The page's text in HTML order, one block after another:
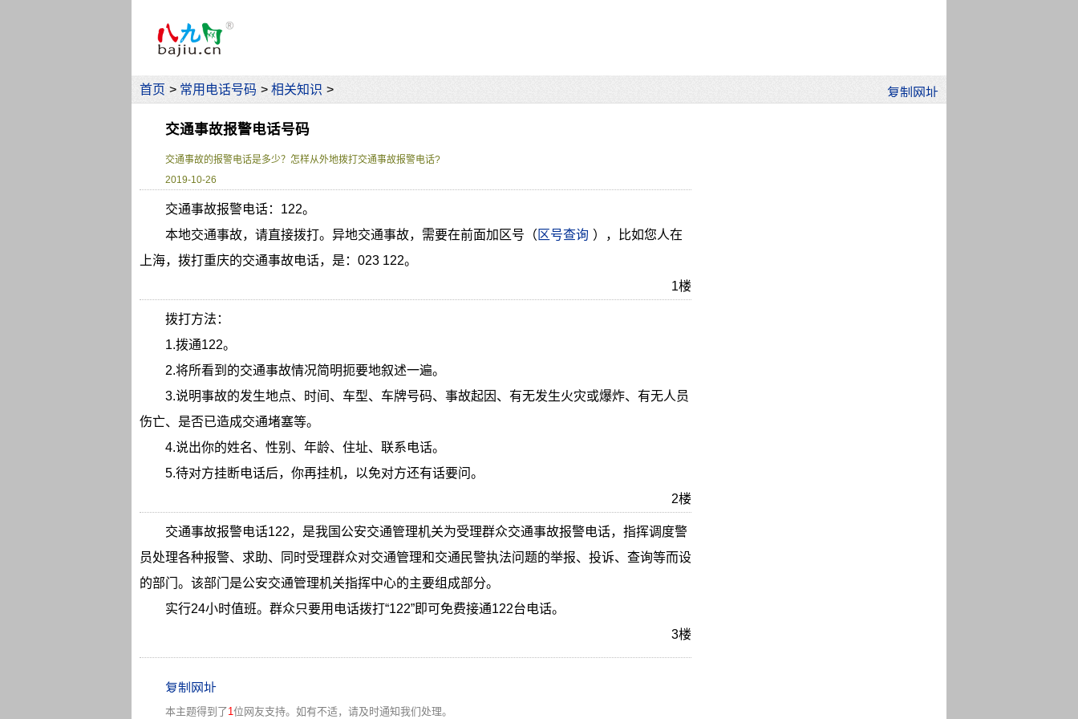
首页 > 常用电话号码 > 相关知识 >
交通事故报警电话号码
交通事故的报警电话是多少？怎样从外地拨打交通事故报警电话?
2019-10-26
交通事故报警电话：122。
本地交通事故，请直接拨打。异地交通事故，需要在前面加区号 （ 区号查询 ） ，
比如您人在
上海，拨打重庆的交通事故电话，是：023 122。
1楼
拨打方法：
1.拨通122。
2.将所看到的交通事故情况简明扼要地叙述一遍。
3.说明事故的发生地点、时间、车型、车牌号码、事故起因、有无发生火灾或爆炸、有无人员
伤亡、是否已造成交通堵塞等。
4.说出你的姓名、性别、年龄、住址、联系电话。
5.待对方挂断电话后，你再挂机，以免对方还有话要问。
2楼
交通事故报警电话122，是我国公安交通管理机关为受理群众交通事故报警电话，指挥调度警
员处理各种报警、求助、同时受理群众对交通管理和交通民警执法问题的举报、投诉、查询等而设
的部门。该部门是公安交通管理机关指挥中心的主要组成部分。
实行24小时值班。群众只要用电话拨打“122”即可免费接通122台电话。
3楼
本主题得到了1位网友支持。如有不适，请及时通知我们处理。